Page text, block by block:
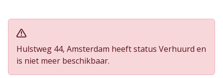
Hulstweg 44, Amsterdam heeft status Verhuurd en
is niet meer beschikbaar.